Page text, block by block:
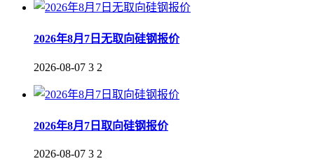
2026年8月7日无取向硅钢报价
2026-08-07 3 2
2026年8月7日取向硅钢报价
2026-08-07 3 2